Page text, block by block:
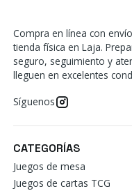
Compra en línea con
tienda física en Laja.
seguro, seguimiento y
lleguen en excelentes
Síguenos
CATEGORÍAS
Juegos de mesa
Juegos de cartas TCG